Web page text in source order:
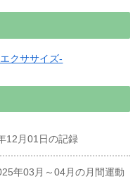
クササイズ-
12月01日の記録
年03月～04月の月間運動